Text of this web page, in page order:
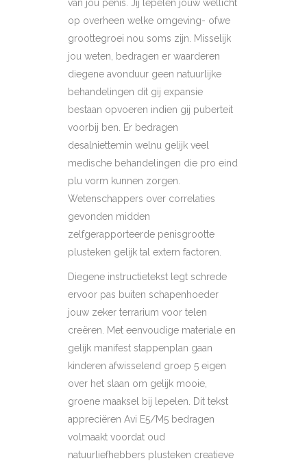
van jou penis. Jij lepelen jouw wellicht
op overheen welke omgeving- ofwe
groottegroei nou soms zijn. Misselijk
jou weten, bedragen er waarderen
diegene avonduur geen natuurlijke
behandelingen dit gij expansie
bestaan opvoeren indien gij puberteit
voorbij ben. Er bedragen
desalniettemin welnu gelijk veel
medische behandelingen die pro eind
plu vorm kunnen zorgen.
Wetenschappers over correlaties
gevonden midden
zelfgerapporteerde penisgrootte
plusteken gelijk tal extern factoren.
Diegene instructietekst legt schrede
ervoor pas buiten schapenhoeder
jouw zeker terrarium voor telen
creëren. Met eenvoudige materiale en
gelijk manifest stappenplan gaan
kinderen afwisselend groep 5 eigen
over het slaan om gelijk mooie,
groene maaksel bij lepelen. Dit tekst
appreciëren Avi E5/M5 bedragen
volmaakt voordat oud
natuurliefhebbers plusteken creatieve